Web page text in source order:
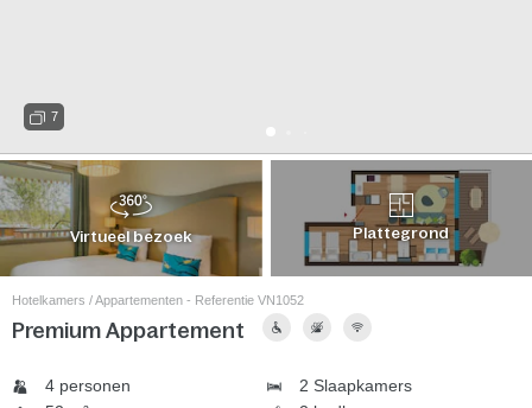
7
Virtueel bezoek Plattegrond
Hotelkamers / Appartementen - Referentie VN1052
Premium Appartement
4 personen
2 Slaapkamers